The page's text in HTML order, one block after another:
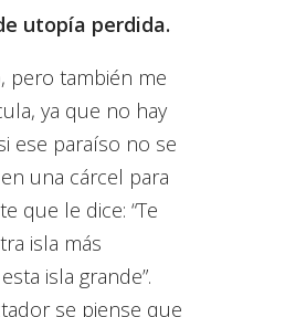
utopía perdida.
pero también me
ya que no hay
ese paraíso no se
una cárcel para
que le dice: “Te
isla más
isla grande”.
se piense que